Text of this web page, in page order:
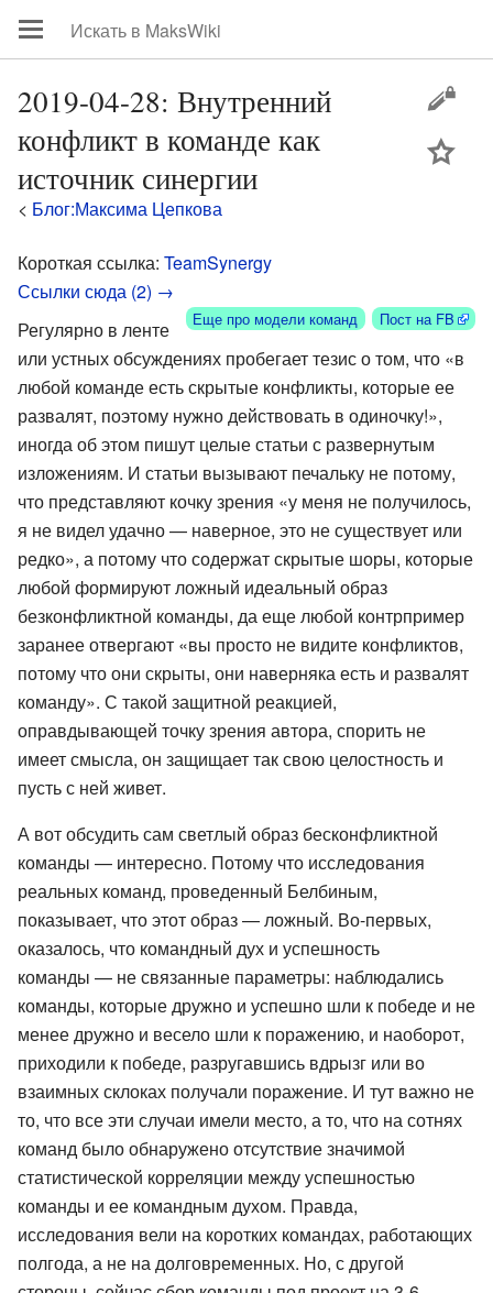
2019-04-28: Внутренний
конфликт в команде как
источник синергии
< Блог:Максима Цепкова
Короткая ссылка: TeamSynergy
Ссылки сюда (2) →
Пост на FB
Еще про модели команд
Регулярно в ленте
или устных обсуждениях пробегает тезис о том, что «в
любой команде есть скрытые конфликты, которые ее
развалят, поэтому нужно действовать в одиночку!»,
иногда об этом пишут целые статьи с развернутым
изложениям. И статьи вызывают печальку не потому,
что представляют кочку зрения «у меня не получилось,
я не видел удачно — наверное, это не существует или
редко», а потому что содержат скрытые шоры, которые
любой формируют ложный идеальный образ
безконфликтной команды, да еще любой контрпример
заранее отвергают «вы просто не видите конфликтов,
потому что они скрыты, они наверняка есть и развалят
команду». С такой защитной реакцией,
оправдывающей точку зрения автора, спорить не
имеет смысла, он защищает так свою целостность и
пусть с ней живет.
А вот обсудить сам светлый образ бесконфликтной
команды — интересно. Потому что исследования
реальных команд, проведенный Белбиным,
показывает, что этот образ — ложный. Во-первых,
оказалось, что командный дух и успешность
команды — не связанные параметры: наблюдались
команды, которые дружно и успешно шли к победе и не
менее дружно и весело шли к поражению, и наоборот,
приходили к победе, разругавшись вдрызг или во
взаимных склоках получали поражение. И тут важно не
то, что все эти случаи имели место, а то, что на сотнях
команд было обнаружено отсутствие значимой
статистической корреляции между успешностью
команды и ее командным духом. Правда,
исследования вели на коротких командах, работающих
полгода, а не на долговременных. Но, с другой